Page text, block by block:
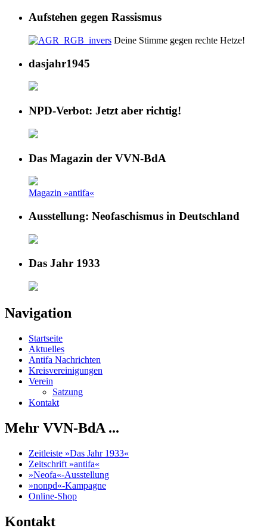
Aufstehen gegen Rassismus
Deine Stimme gegen rechte Hetze!
dasjahr1945
NPD-Verbot: Jetzt aber richtig!
Das Magazin der VVN-BdA
Magazin »antifa«
Ausstellung: Neofaschismus in Deutschland
Das Jahr 1933
Navigation
Startseite
Aktuelles
Antifa Nachrichten
Kreisvereinigungen
Verein
Satzung
Kontakt
Mehr VVN-BdA ...
Zeitleiste »Das Jahr 1933«
Zeitschrift »antifa«
»Neofa«-Ausstellung
»nonpd«-Kampagne
Online-Shop
Kontakt